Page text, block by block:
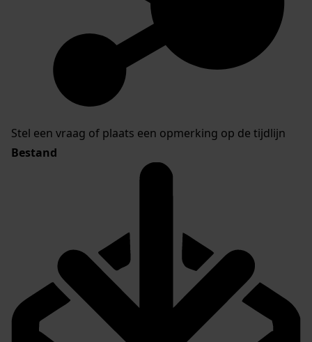
Stel een vraag of plaats een opmerking op de tijdlijn
Bestand